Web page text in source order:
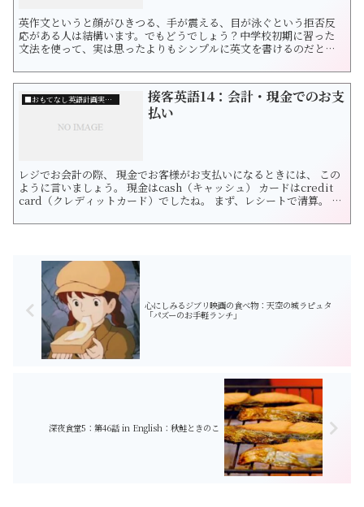
英作文というと顔がひきつる、手が震える、目が泳ぐという拒否反
応がある人は結構います。でもどうでしょう？中学校初期に習った
文法を使って、実は思ったよりもシンプルに英文を書けるのだと驚
人も、信じられないくらい嫌いだ！という人も挑戦していただけた
ら嬉しいです。では、今回のお題です♪次の文を英作文してみまし
ょう。 問...
■おもてなし英語計画実行委員会について
接客英語14：会計・現金でのお支
払い
レジでお会計の際、 現金でお客様がお支払いになるときには、 この
ように言いましょう。 現金はcash（キャッシュ） カードはcredit
card（クレディットカード）でしたね。 まず、レシートで清算。 合
場合はwith taxを付け加えましょう。 5000円をお預かりした場合、
心にしみるジブリ映画の食べ物：天空の城ラピュタ
「パズーのお手軽ランチ」
深夜食堂5：第46話 in English：秋鮭ときのこ